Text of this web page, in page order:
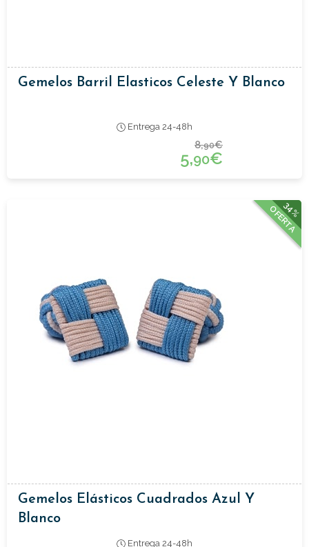
Gemelos Barril Elasticos Celeste Y Blanco
Entrega 24-48h
8,90€
5,90€
34%
OFERTA
Gemelos Elásticos Cuadrados Azul Y
Blanco
Entrega 24-48h